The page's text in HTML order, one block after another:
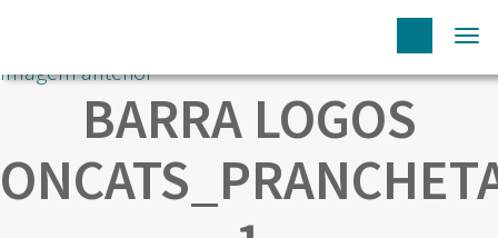
Imagem anterior
BARRA LOGOS